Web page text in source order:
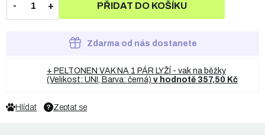
PŘIDAT DO KOŠÍKU
Zdarma od nás dostanete
+ PELTONEN VAK NA 1 PÁR LYŽÍ - vak na běžky
(Velikost: UNI, Barva: černá) v hodnotě 357,50 Kč
Zeptat se
Hlídat